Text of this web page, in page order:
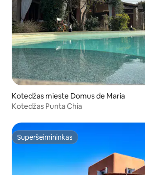
Kotedžas mieste Domus de Maria
Kotedžas Punta Chia
Superšeimininkas
Superšeimininkas